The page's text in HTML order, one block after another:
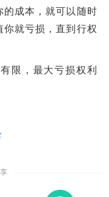
的成本，就可以随时
就亏损，直到行权
限，最大亏损权利
期权合约，交易者
约定数量的标的证